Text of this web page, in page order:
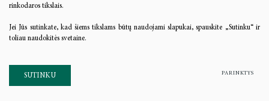
istorija
rinkodaros tikslais.
Jei Jūs sutinkate, kad šiems tikslams būtų naudojami slapukai, spauskite „Sutinku“ ir
toliau naudokitės svetaine.
SUTINKU PARINKTYS